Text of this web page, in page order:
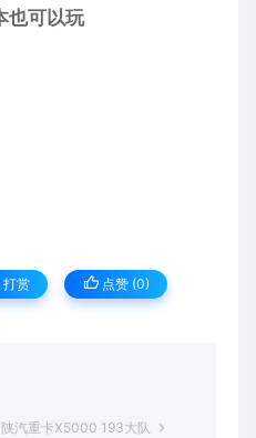
也可以玩
打赏 点赞 (0)
陕汽重卡X5000 193大队